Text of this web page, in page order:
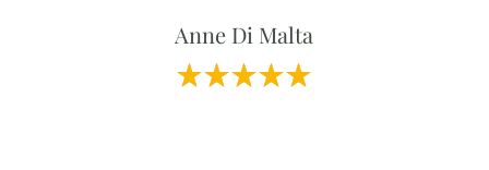
Anne Di Malta